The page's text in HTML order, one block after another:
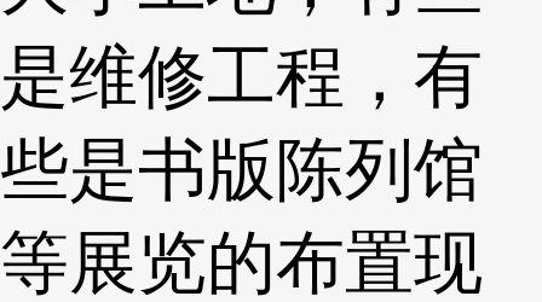
是维修工程，有
些是书版陈列馆
等展览的布置现